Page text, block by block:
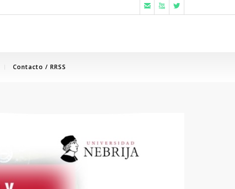
  
Contacto / RRSS